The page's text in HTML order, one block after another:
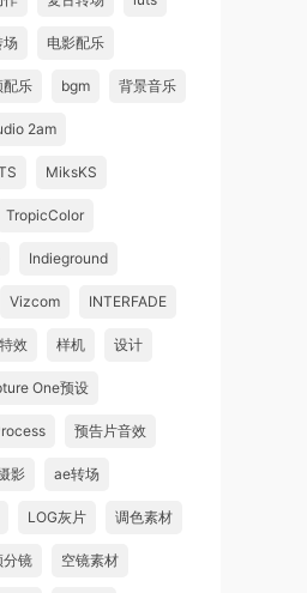
场 电影配乐
配乐 bgm 背景音乐
2am
MiksKS
TropicColor
Indieground
Vizcom INTERFADE
效 样机 设计
One预设
预告片音效
影 ae转场
LOG灰片 调色素材
分镜 空镜素材